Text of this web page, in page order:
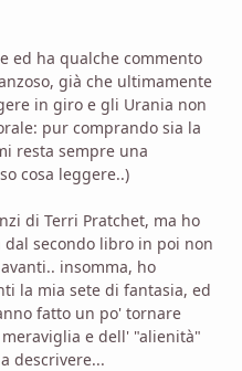
ed ha qualche commento
già che ultimamente
in giro e gli Urania non
pur comprando sia la
resta sempre una
cosa leggere..)
di Terri Pratchet, ma ho
secondo libro in poi non
insomma, ho
la mia sete di fantasia, ed
fatto un po' tornare
e dell' "alienità"
descrivere...